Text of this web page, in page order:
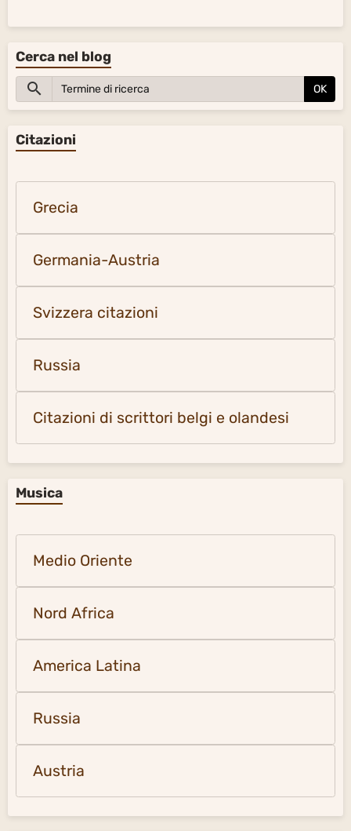
Cerca nel blog
OK
Citazioni
Grecia
Germania-Austria
Svizzera citazioni
Russia
Citazioni di scrittori belgi e olandesi
Musica
Medio Oriente
Nord Africa
America Latina
Russia
Austria